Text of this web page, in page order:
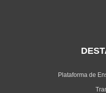
Plataforma de